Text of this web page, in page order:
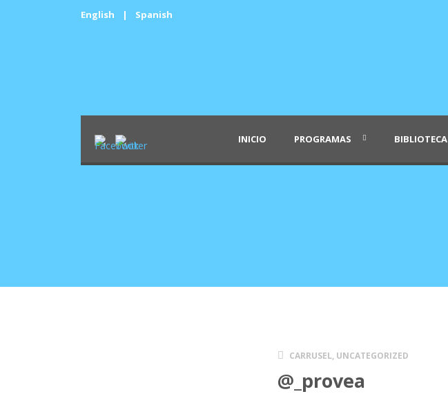
English | Spanish
INICIO PROGRAMAS BIBLIOTECA
CARRUSEL, UNCATEGORIZED
@_provea